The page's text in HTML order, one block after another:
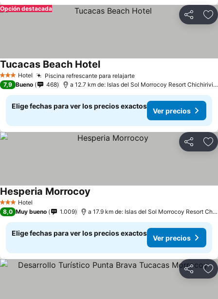
Compartir
Opción destacada
3 Estrellas
Hotel Piscina refrescante para relajarte
Tucacas Beach Hotel
7,9 Bueno 468 a 12.7 km de: Islas del Sol Morrocoy Resort Chichiriviche
Elige fechas para ver los precios exactos
Ver precios
Compartir
3 Estrellas
Hotel
Hesperia Morrocoy
8,0 Muy bueno 1.009 a 17.9 km de: Islas del Sol Morrocoy Resort Chichiriviche
Elige fechas para ver los precios exactos
Ver precios
Compartir